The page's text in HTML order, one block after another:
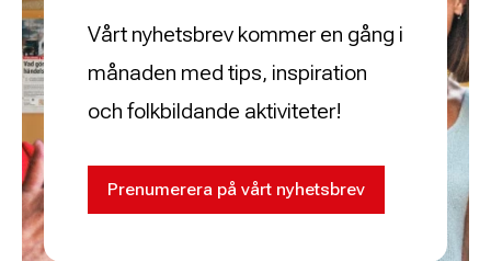
Vårt nyhetsbrev kommer en gång i
månaden med tips, inspiration
och folkbildande aktiviteter!
Prenumerera på vårt nyhetsbrev